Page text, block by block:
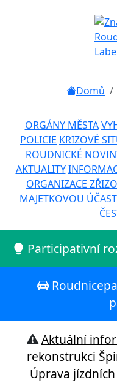
Domů
ORGÁNY MĚSTA
POLICIE KRIZOVÉ
ROUDNICKÉ
AKTUALITY
ORGANIZACE
MAJETKOVOU
Participativní
Aktuální
rekonstrukci
Úprava